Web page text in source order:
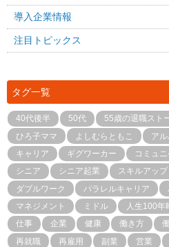
導入企業情報
注目トピックス
タグ一覧
40代後半 50代 55歳の退職スト
ひろ子ママ
よしむらともこ アル
キャリア
ギグワーカー コミュ
シニア
シニア起業 スキルアップ
ダブルワーク
パラレルキャリア
マネジメント
ミドル 人生100年
仕事
企業 健康 働き方
再就職
再雇用 副業 営業